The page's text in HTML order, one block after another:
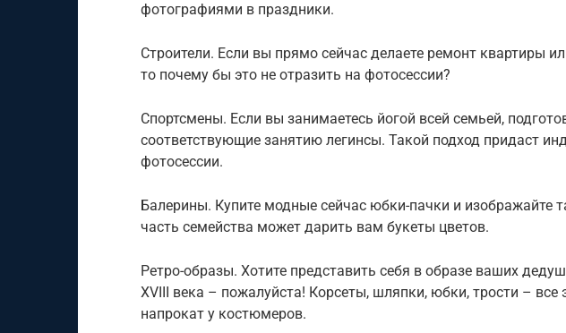
фотографиями в праздники.
Строители. Если вы прямо сейчас делаете ремонт квартиры
то почему бы это не отразить на фотосессии?
Спортсмены. Если вы занимаетесь йогой всей семьей,
соответствующие занятию легинсы. Такой подход придаст
фотосессии.
Балерины. Купите модные сейчас юбки-пачки и изображайте
часть семейства может дарить вам букеты цветов.
Ретро-образы. Хотите представить себя в образе ваших
XVІІІ века – пожалуйста! Корсеты, шляпки, юбки, трости –
напрокат у костюмеров.